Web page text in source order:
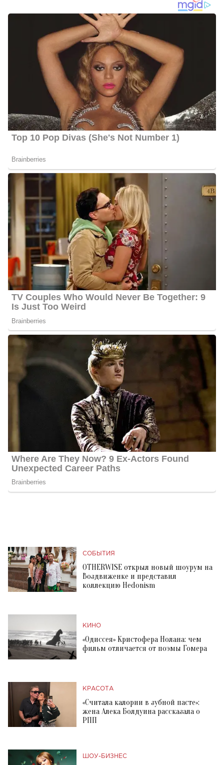
СОБЫТИЯ
OTHERWISE открыл новый шоурум на
Воздвиженке и представил
коллекцию Hedonism
КИНО
«Одиссея» Кристофера Нолана: чем
фильм отличается от поэмы Гомера
КРАСОТА
«Считала калории в зубной пасте»:
жена Алека Болдуина рассказала о
РПП
ШОУ-БИЗНЕС